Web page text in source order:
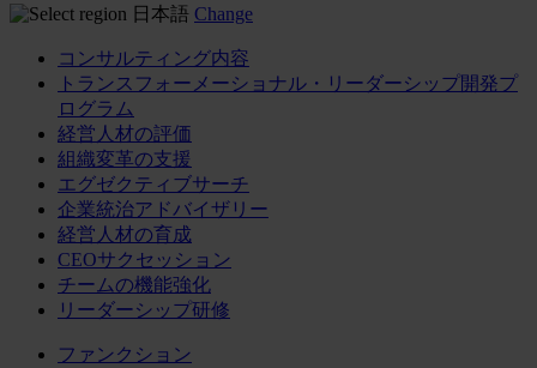
日本語 Change
コンサルティング内容
トランスフォーメーショナル・リーダーシップ開発プ
ログラム
経営人材の評価
組織変革の支援
エグゼクティブサーチ
企業統治アドバイザリー
経営人材の育成
CEOサクセッション
チームの機能強化
リーダーシップ研修
ファンクション